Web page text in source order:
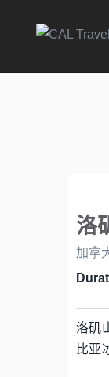
洛
加拿
洛矶
比亚